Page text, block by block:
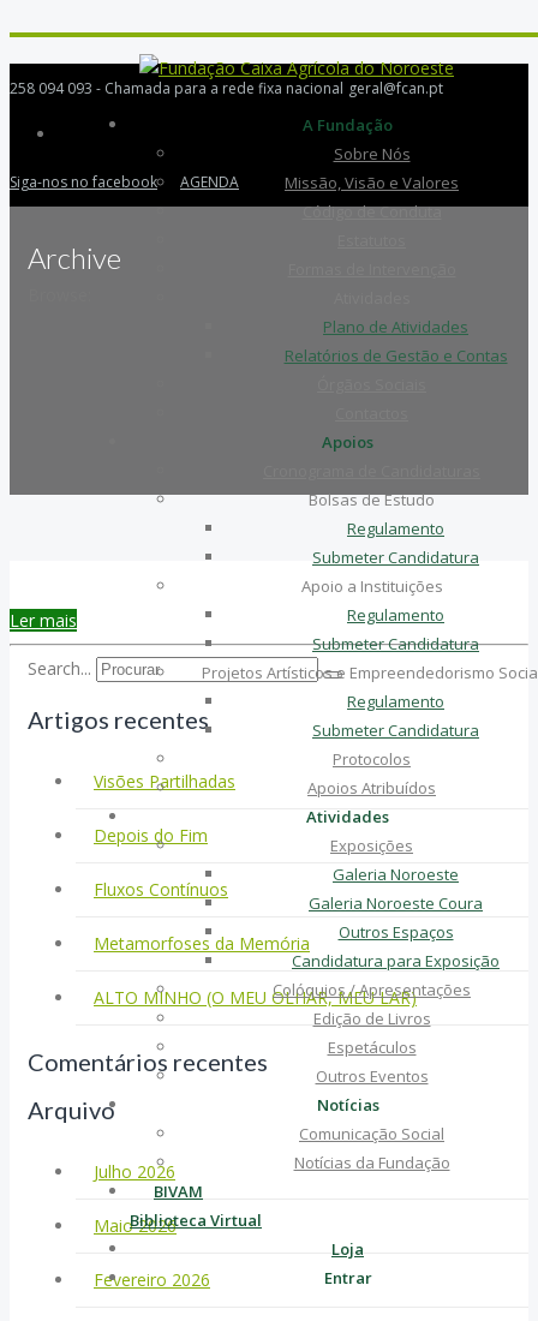
258 094 093 - Chamada para a rede fixa nacional geral@fcan.pt
Siga-nos no facebook AGENDA
A Fundação
Sobre Nós
Missão, Visão e Valores
Código de Conduta
Plano de Atividades
Relatórios de Gestão e Contas
Apoios
Bolsas de Estudo
Regulamento
Submeter Candidatura
Apoio a Instituições
Regulamento
Submeter Candidatura
Projetos Artísticos e Empreendedorismo
Regulamento
Submeter Candidatura
Protocolos
Apoios Atribuídos
Atividades
Exposições
Galeria Noroeste
Galeria Noroeste Coura
Outros Espaços
Candidatura para Exposição
Colóquios / Apresentações
Edição de Livros
Espetáculos
Outros Eventos
Notícias
Comunicação Social
Notícias da Fundação
BIVAM
Biblioteca Virtual
Loja
Entrar
Archive
Ler mais
Search...
Artigos recentes
Visões Partilhadas
Depois do Fim
Fluxos Contínuos
Metamorfoses da Memória
ALTO MINHO (O MEU OLHAR, MEU LAR)
Comentários recentes
Arquivo
Julho 2026
Maio 2026
Fevereiro 2026